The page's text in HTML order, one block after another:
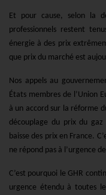
Et pour cause, selon la
professionnels restent
énergie à des prix
que prix du marché est
Nos appels au
États membres de l’Union
à un accord sur la réforme
découplage du prix du
baisse des prix en France.
ne répond pas à l’urgence
C’est pourquoi le GHR
urgence étendu à toutes